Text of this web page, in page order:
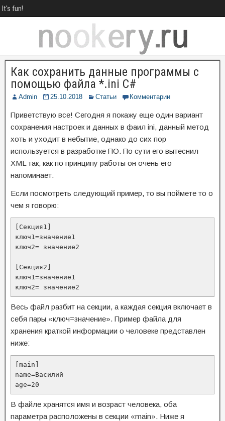
It's fun!
Как сохранить данные программы с
помощью файла *.ini C#
Admin 25.10.2018 Статьи Комментарии
Приветствую все! Сегодня я покажу еще один вариант
сохранения настроек и данных в фаил ini, данный метод
хоть и уходит в небытие, однако до сих пор
используется в разработке ПО. По сути его вытеснил
XML так, как по принципу работы он очень его
напоминает.
Если посмотреть следующий пример, то вы поймете то о
чем я говорю:
[Секция1]
ключ1=значение1
ключ2= значение2
[Секция2]
ключ1=значение1
ключ2= значение2
Весь файл разбит на секции, а каждая секция включает в
себя пары «ключ=значение». Пример файла для
хранения краткой информации о человеке представлен
ниже:
[main]
name=Василий
age=20
В файле хранятся имя и возраст человека, оба
параметра расположены в секции «main». Ниже я